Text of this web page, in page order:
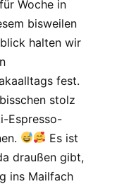
Woche in
bisweilen
halten wir
fest.
stolz
Espresso-
Es ist
draußen gibt,
ins Mailfach